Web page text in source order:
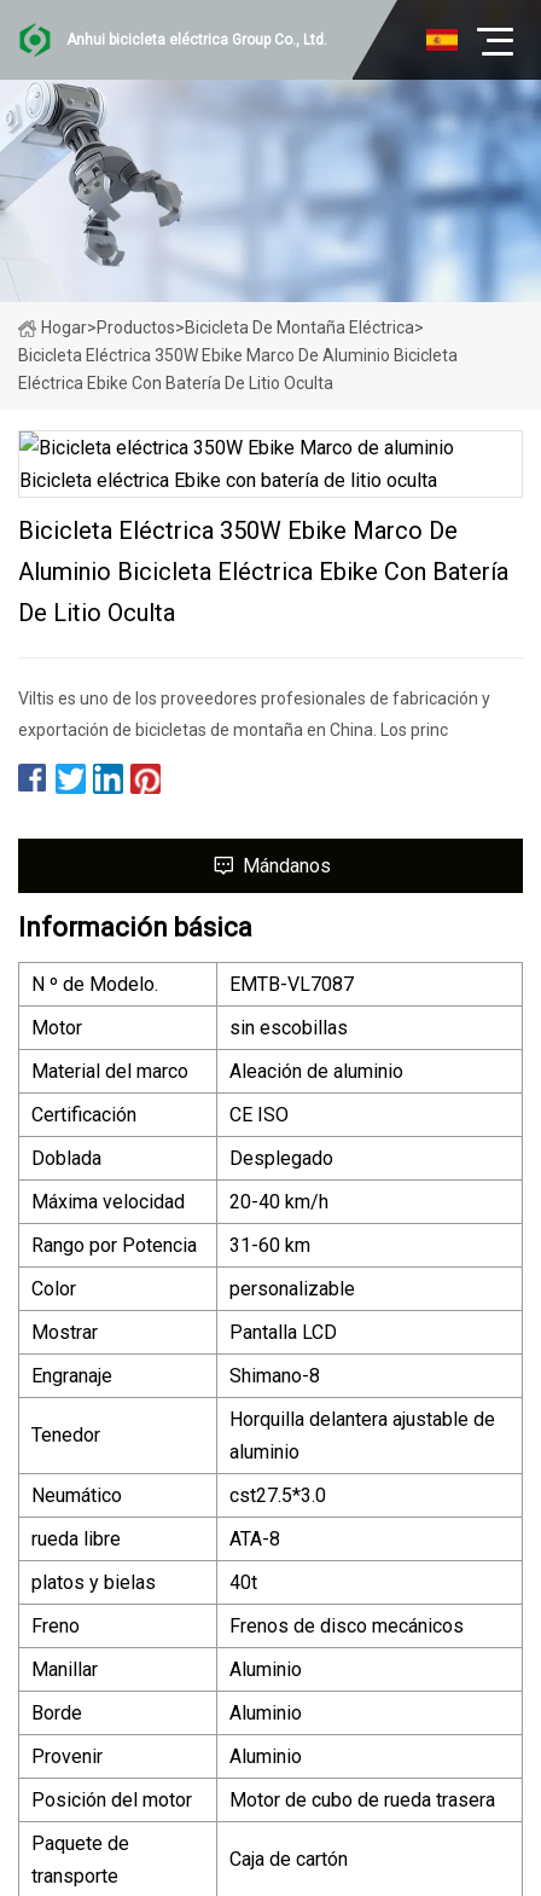
Anhui bicicleta eléctrica Group Co., Ltd.
Hogar>Productos>Bicicleta De Montaña Eléctrica>
Bicicleta Eléctrica 350W Ebike Marco De Aluminio Bicicleta
Eléctrica Ebike Con Batería De Litio Oculta
Bicicleta Eléctrica 350W Ebike Marco De
Aluminio Bicicleta Eléctrica Ebike Con Batería
De Litio Oculta
Viltis es uno de los proveedores profesionales de fabricación y
exportación de bicicletas de montaña en China. Los princ
Mándanos
Información básica
N º de Modelo.
EMTB-VL7087
Motor
sin escobillas
Material del marco
Aleación de aluminio
Certificación
CE ISO
Doblada
Desplegado
Máxima velocidad
20-40 km/h
Rango por Potencia
31-60 km
Color
personalizable
Mostrar
Pantalla LCD
Engranaje
Shimano-8
Tenedor
Horquilla delantera ajustable de
aluminio
Neumático
cst27.5*3.0
rueda libre
ATA-8
platos y bielas
40t
Freno
Frenos de disco mecánicos
Manillar
Aluminio
Borde
Aluminio
Provenir
Aluminio
Posición del motor
Motor de cubo de rueda trasera
Paquete de
transporte
Caja de cartón